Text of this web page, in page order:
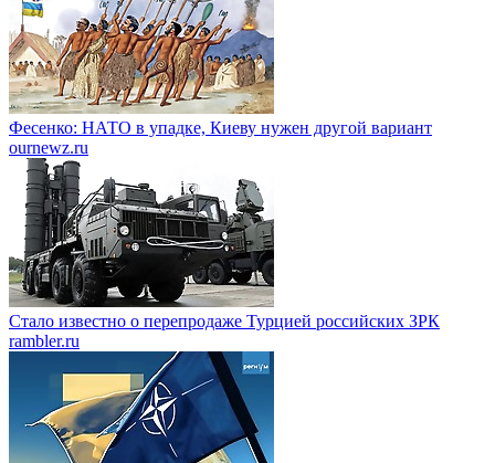
Фесенко: НАТО в упадке, Киеву нужен другой вариант
ournewz.ru
Стало известно о перепродаже Турцией российских ЗРК
rambler.ru